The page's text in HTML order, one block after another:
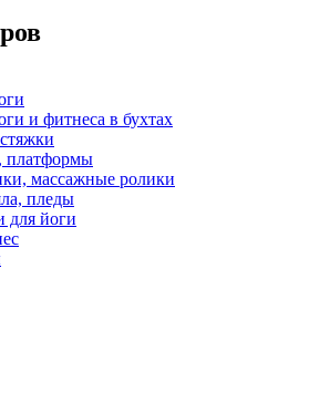
и фитнеса в бухтах
платформы
массажные ролики
пледы
для йоги